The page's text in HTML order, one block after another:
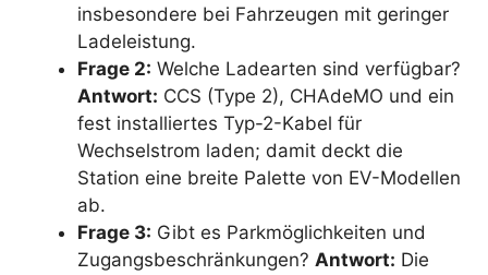
insbesondere bei Fahrzeugen mit geringer
Ladeleistung.
Frage 2: Welche Ladearten sind verfügbar?
Antwort: CCS (Type 2), CHAdeMO und ein
fest installiertes Typ-2-Kabel für
Wechselstrom laden; damit deckt die
Station eine breite Palette von EV-Modellen
ab.
Frage 3: Gibt es Parkmöglichkeiten und
Zugangsbeschränkungen? Antwort: Die